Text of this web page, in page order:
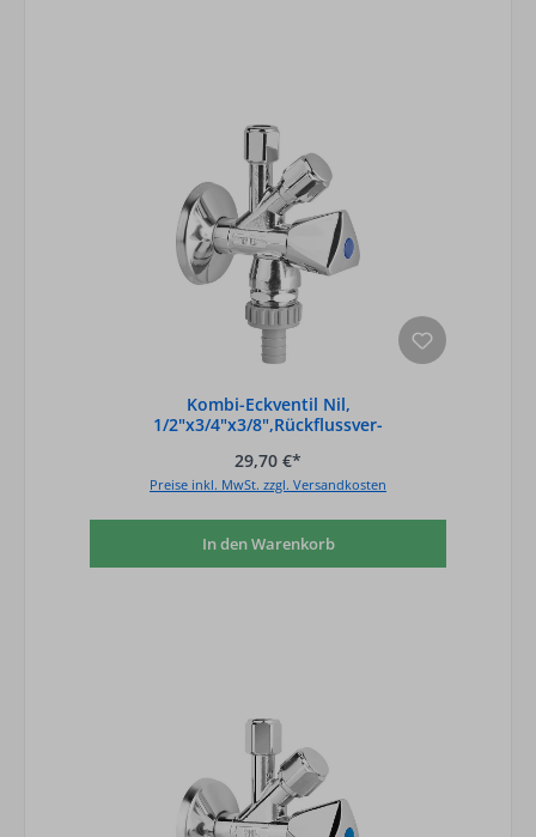
Kombi-Eckventil Nil,
1/2"x3/4"x3/8",Rückflussver-
29,70 €*
Preise inkl. MwSt. zzgl. Versandkosten
In den Warenkorb